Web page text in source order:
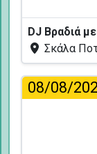
DJ Βραδιά
Σκάλα
08/08/